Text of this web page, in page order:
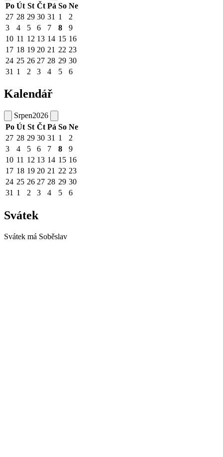
Po Út St Čt Pá So Ne
27 28 29 30 31 1
2
3
4 5 6 7 8
9
10 11 12 13 14 15 16
17 18 19 20 21 22 23
24 25 26 27 28 29 30
31 1 2 3 4 5 6
Kalendář
Srpen2026
Po Út St Čt Pá So Ne
27 28 29 30 31 1
2
3
4 5 6 7 8
9
10 11 12 13 14 15 16
17 18 19 20 21 22 23
24 25 26 27 28 29 30
31 1 2 3 4 5 6
Svátek
Svátek má Soběslav